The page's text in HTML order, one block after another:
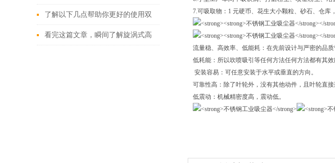
了解以下几点帮助你更好的使用双
段式高压鼓风机
看完这篇文章，瞬间了解旋涡式高
7.可吸取物：1 元硬币、花生大小颗粒、砂石、仓库
流量稳、高效率、低能耗：在先前设计与严密的品
低耗能：所以吹喷吸引等任何方法任何方法都有其
安装容易：可任意安装于水平或垂直的方向。
可靠性高：除了叶轮外，没有其他动件，且叶轮直
低震动：机械精密度高，震动低。